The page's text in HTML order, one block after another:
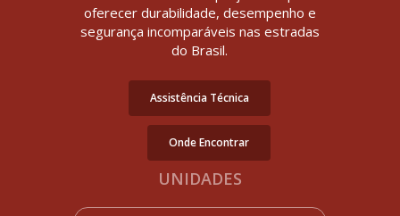
oferecer durabilidade, desempenho e
segurança incomparáveis nas estradas
do Brasil.
Assistência Técnica
Onde Encontrar
UNIDADES